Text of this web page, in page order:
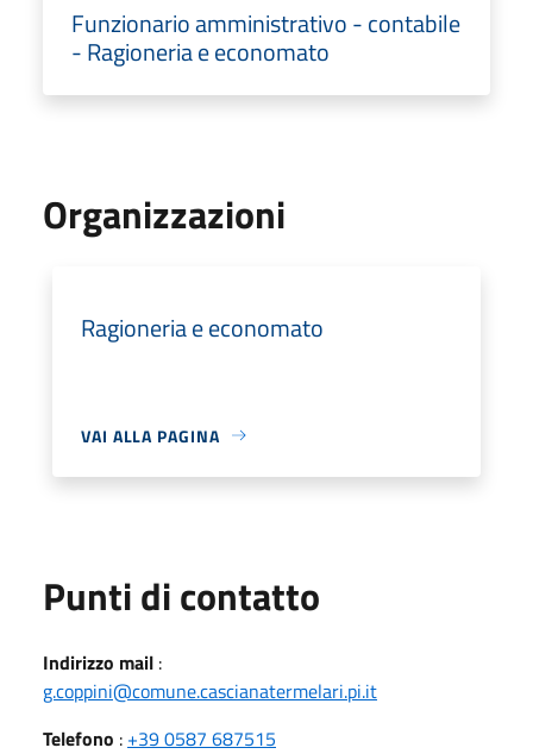
Funzionario amministrativo - contabile
- Ragioneria e economato
Organizzazioni
Ragioneria e economato
VAI ALLA PAGINA
Punti di contatto
Indirizzo mail :
g.coppini@comune.cascianatermelari.pi.it
Telefono : +39 0587 687515